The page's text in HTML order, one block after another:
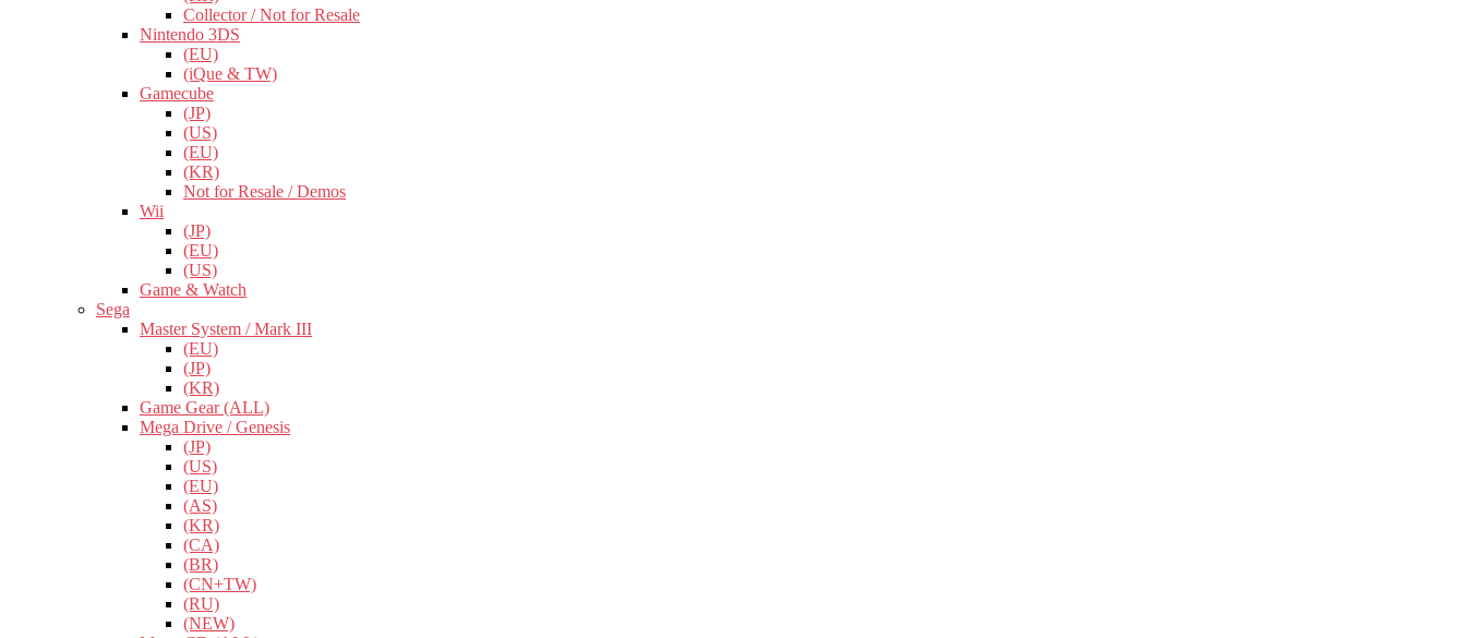
Collector / Not for Resale
Nintendo 3DS
(EU)
(iQue & TW)
Gamecube
(JP)
(US)
(EU)
(KR)
Not for Resale / Demos
Wii
(JP)
(EU)
(US)
Game & Watch
Sega
Master System / Mark III
(EU)
(JP)
(KR)
Game Gear (ALL)
Mega Drive / Genesis
(JP)
(US)
(EU)
(AS)
(KR)
(CA)
(BR)
(CN+TW)
(RU)
(NEW)